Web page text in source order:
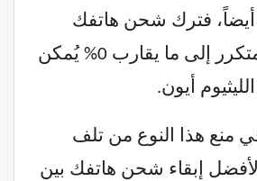
فترك شحن هاتفك
ينخفض بشكلٍ متكرر إلى ما يقارب 0% يُمكن
أيون.
منع هذا النوع من تلف
إبقاء شحن هاتفك بين